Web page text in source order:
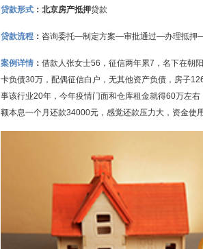
贷款形式 ：北京房产抵押贷款
贷款流程 ： 咨询委托—制定方案—审批通过—办理抵押
案例详情 ： 借款人张女士56，征信两年累7，名下在朝
卡负债30万，配偶征信白户，无其他资产负债 ，房子
事该行业20年，今年疫情门面和仓库租金就得60万左
额本息一个月还款34000元，感觉还款压力大，资金使